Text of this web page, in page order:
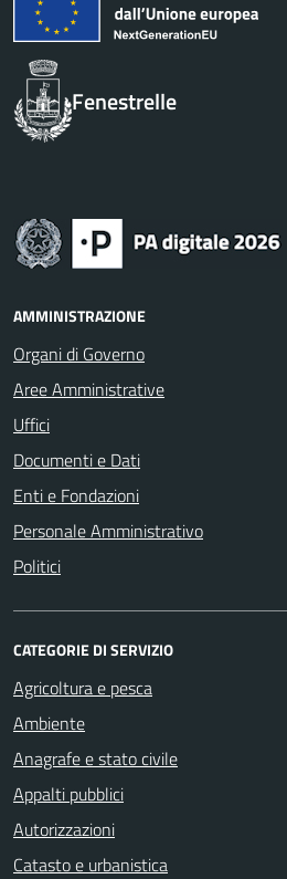
Fenestrelle
AMMINISTRAZIONE
Organi di Governo
Aree Amministrative
Uffici
Documenti e Dati
Enti e Fondazioni
Personale Amministrativo
Politici
CATEGORIE DI SERVIZIO
Agricoltura e pesca
Ambiente
Anagrafe e stato civile
Appalti pubblici
Autorizzazioni
Catasto e urbanistica